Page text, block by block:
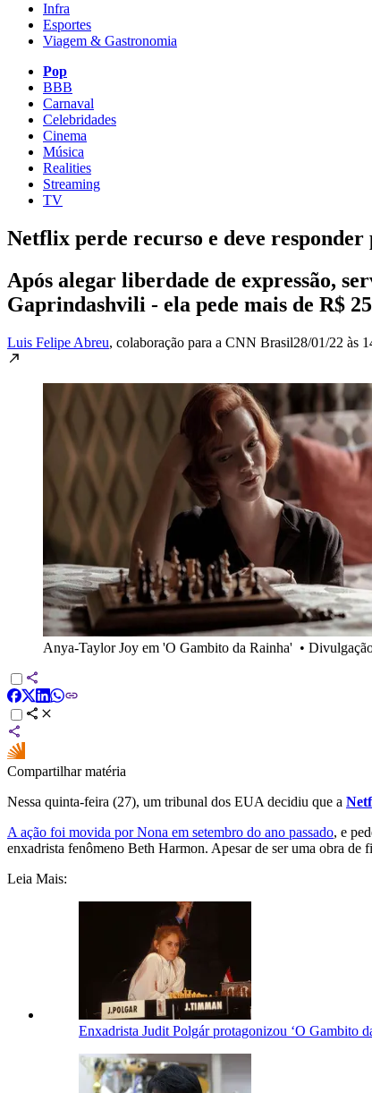
Infra
Esportes
Viagem & Gastronomia
Pop
BBB
Carnaval
Celebridades
Cinema
Música
Realities
Streaming
TV
Netflix perde recurso e deve
Após alegar liberdade de expressão,
Gaprindashvili - ela pede mais de R$
Luis Felipe Abreu, colaboração para a CNN Brasil28/01/22 às
Anya-Taylor Joy em 'O Gambito da Rainha' •
Compartilhar matéria
Nessa quinta-feira (27), um tribunal dos EUA decidiu que a
A ação foi movida por Nona em setembro do ano passado, e
enxadrista fenômeno Beth Harmon. Apesar de ser uma obra
Leia Mais:
Enxadrista Judit Polgár protagonizou ‘O Gambito